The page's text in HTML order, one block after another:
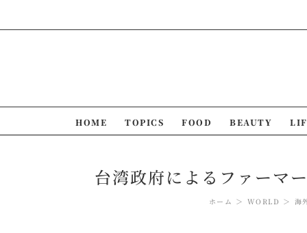
to
HOME TOPICS FOOD BEAUTY
台湾政府によるファー
ホーム WORLD 海